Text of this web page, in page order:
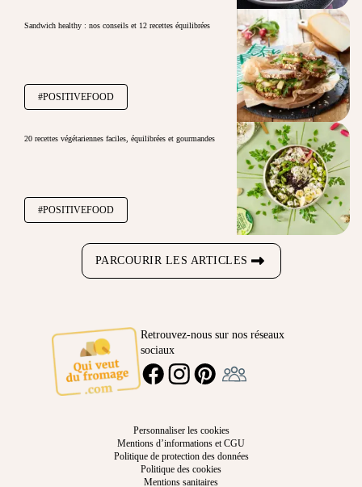
Sandwich healthy : nos conseils et 12 recettes équilibrées
#POSITIVEFOOD
20 recettes végétariennes faciles, équilibrées et gourmandes
#POSITIVEFOOD
PARCOURIR LES ARTICLES
Retrouvez-nous sur nos réseaux
sociaux
FACEBOOKINSTAGRAMPINTEREST
Personnaliser les cookies
Mentions d’informations et CGU
Politique de protection des données
Politique des cookies
Mentions sanitaires